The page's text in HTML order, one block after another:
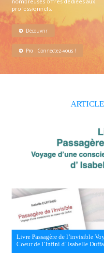
professionnels.
Découvrir
Pro : Connectez-vous !
Livre Passagère de l’invisible
Coeur de l’Infini d’ Isabelle